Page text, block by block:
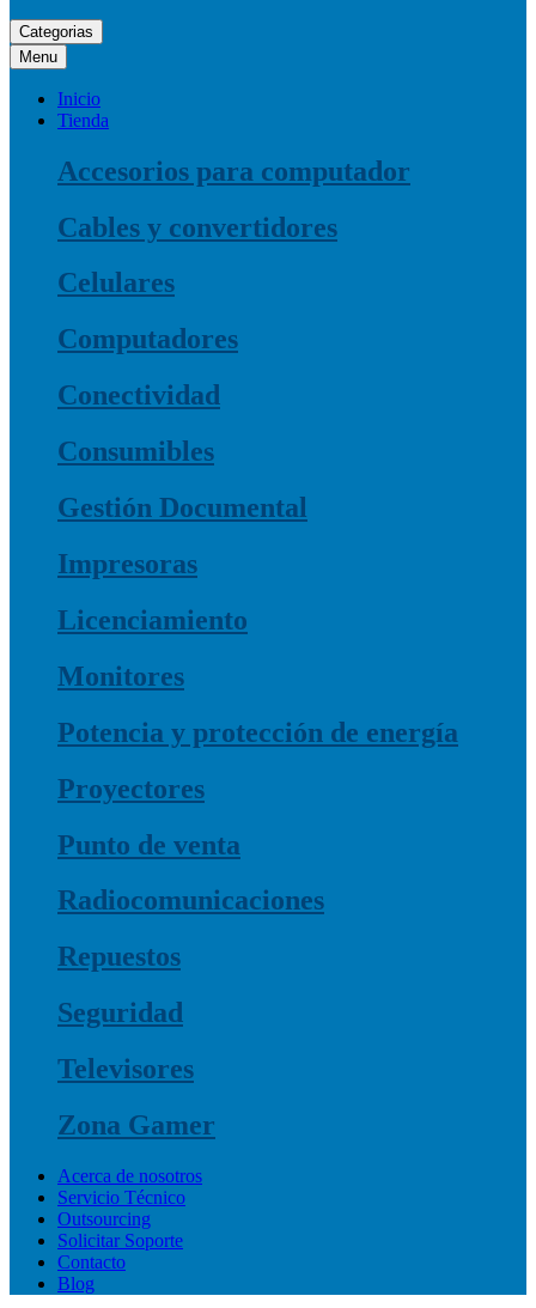
Categorias
Menu
Inicio
Tienda
Accesorios para computador
Cables y convertidores
Celulares
Computadores
Conectividad
Consumibles
Gestión Documental
Impresoras
Licenciamiento
Monitores
Potencia y protección de energía
Proyectores
Punto de venta
Radiocomunicaciones
Repuestos
Seguridad
Televisores
Zona Gamer
Acerca de nosotros
Servicio Técnico
Outsourcing
Solicitar Soporte
Contacto
Blog